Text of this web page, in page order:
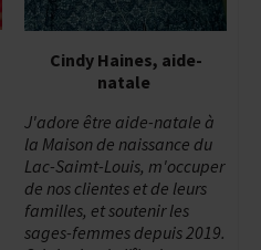
Cindy Haines, aide-
natale
J'adore être aide-natale à
la Maison de naissance du
Lac-Saimt-Louis, m'occuper
de nos clientes et de leurs
familles, et soutenir les
sages-femmes depuis 2019.